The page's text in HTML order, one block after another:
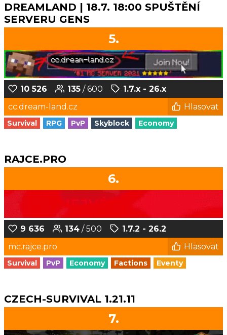
DREAMLAND | 18.7. 18:00 SPUŠTĚNÍ
SERVERU GENS
5.
10 526 135 / 600
1.7.x - 26.x
cc.dream-land.cz
Hlasovat
Survival RPG PvP Skyblock Economy
RAJCE.PRO
6.
9 636 134 / 500
1.7.2 - 26.2
mc.rajce.pro
Hlasovat
Survival PvP Economy Factions Eventy
CZECH-SURVIVAL 1.21.11
7.